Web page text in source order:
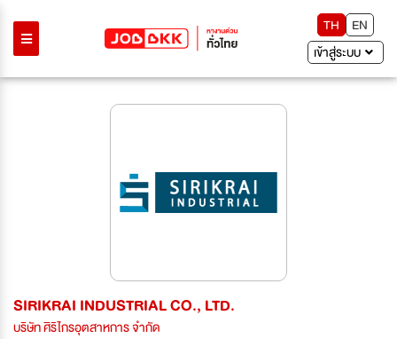
TH
EN
เข้าสู่ระบบ
SIRIKRAI INDUSTRIAL CO., LTD.
บริษัท ศิริไกรอุตสาหการ จำกัด